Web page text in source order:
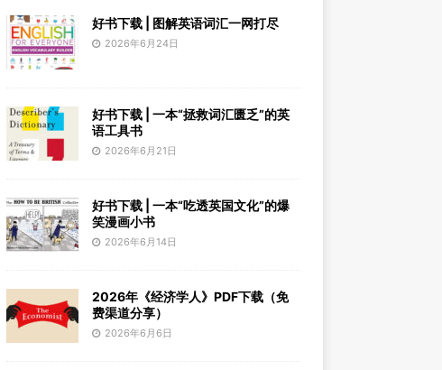
好书下载 | 图解英语词汇一网打尽
2026年6月24日
好书下载 | 一本“拯救词汇匮乏”的英
语工具书
2026年6月21日
好书下载 | 一本“吃透英国文化”的爆
笑漫画小书
2026年6月14日
2026年《经济学人》PDF下载（免
费渠道分享）
2026年6月6日